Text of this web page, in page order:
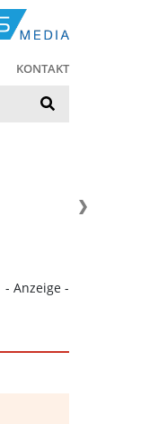
KONTAKT
- Anzeige -